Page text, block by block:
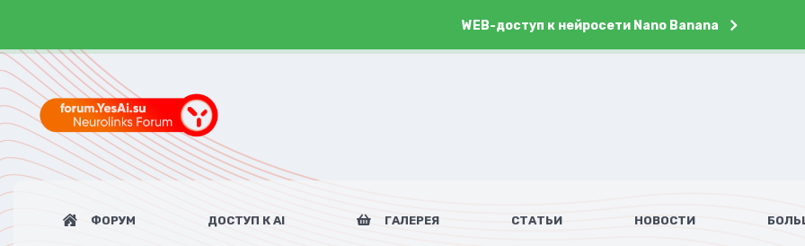
WEB-доступ к нейросети Nano Banana
ФОРУМ ДОСТУП К AI ГАЛЕРЕЯ СТАТЬИ НОВОСТИ